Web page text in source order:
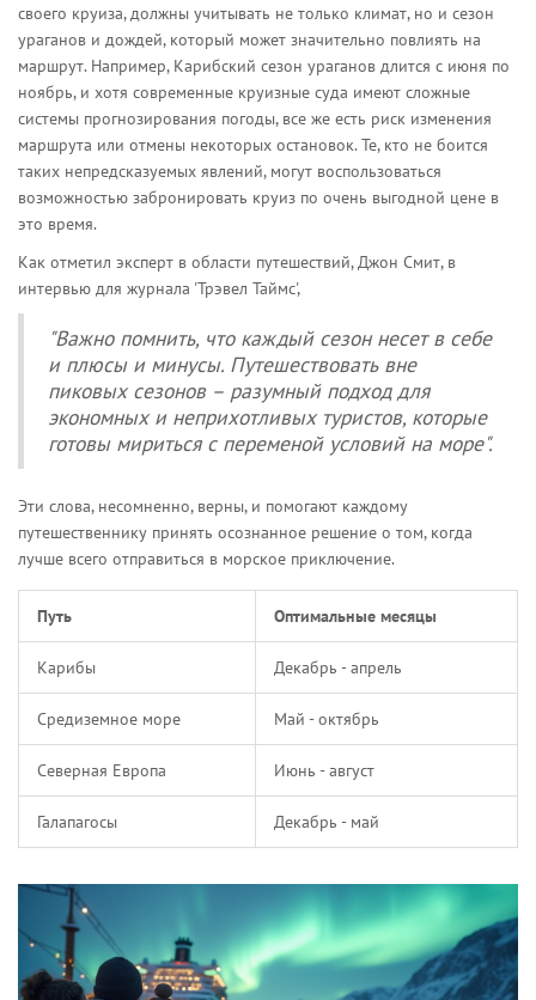
своего круиза, должны учитывать не только климат, но и сезон
ураганов и дождей, который может значительно повлиять на
маршрут. Например, Карибский сезон ураганов длится с июня по
ноябрь, и хотя современные круизные суда имеют сложные
системы прогнозирования погоды, все же есть риск изменения
маршрута или отмены некоторых остановок. Те, кто не боится
таких непредсказуемых явлений, могут воспользоваться
возможностью забронировать круиз по очень выгодной цене в
это время.
Как отметил эксперт в области путешествий, Джон Смит, в
интервью для журнала 'Трэвел Таймс',
"Важно помнить, что каждый сезон несет в себе
и плюсы и минусы. Путешествовать вне
пиковых сезонов – разумный подход для
экономных и неприхотливых туристов, которые
готовы мириться с переменой условий на море".
Эти слова, несомненно, верны, и помогают каждому
путешественнику принять осознанное решение о том, когда
лучше всего отправиться в морское приключение.
Путь Оптимальные месяцы
Карибы Декабрь - апрель
Средиземное море Май - октябрь
Северная Европа Июнь - август
Галапагосы Декабрь - май